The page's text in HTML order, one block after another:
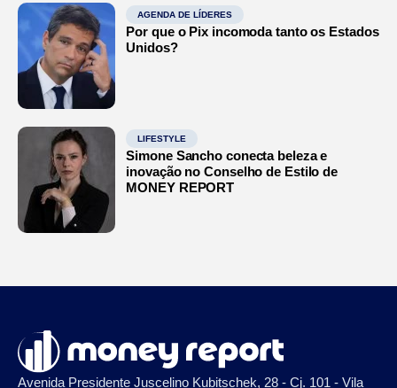
AGENDA DE LÍDERES
Por que o Pix incomoda tanto os Estados
Unidos?
LIFESTYLE
Simone Sancho conecta beleza e
inovação no Conselho de Estilo de
MONEY REPORT
Avenida Presidente Juscelino Kubitschek, 28 - Cj. 101 - Vila